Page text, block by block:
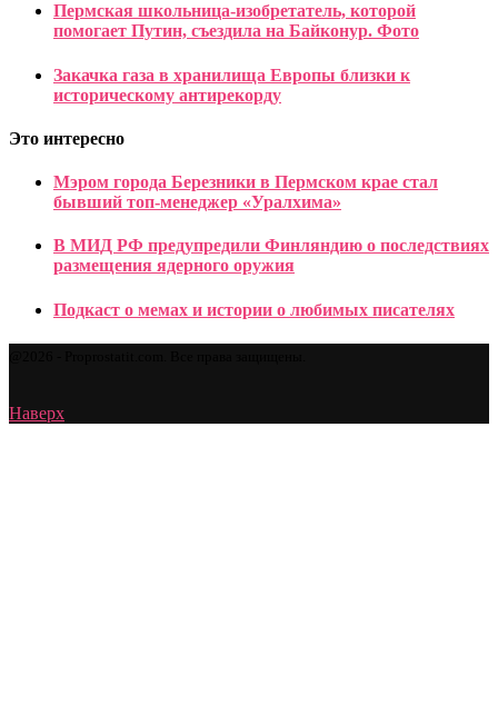
Пермская школьница-изобретатель, которой
помогает Путин, съездила на Байконур. Фото
Закачка газа в хранилища Европы близки к
историческому антирекорду
Это интересно
Мэром города Березники в Пермском крае стал
бывший топ-менеджер «Уралхима»
В МИД РФ предупредили Финляндию о последствиях
размещения ядерного оружия
Подкаст о мемах и истории о любимых писателях
Наверх